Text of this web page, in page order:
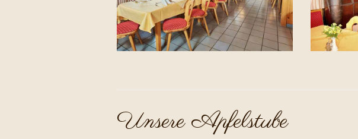
Unsere Apfelstube